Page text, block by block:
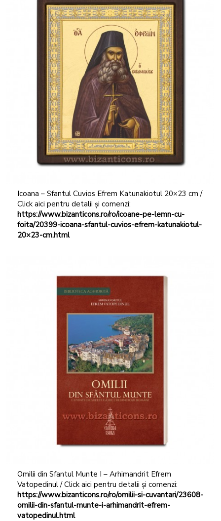
Icoana – Sfantul Cuvios Efrem Katunakiotul 20×23 cm /
Click aici pentru detalii și comenzi:
https://www.bizanticons.ro/ro/icoane-pe-lemn-cu-
foita/20399-icoana-sfantul-cuvios-efrem-katunakiotul-
20×23-cm.html
Omilii din Sfantul Munte I – Arhimandrit Efrem
Vatopedinul / Click aici pentru detalii și comenzi:
https://www.bizanticons.ro/ro/omilii-si-cuvantari/23608-
omilii-din-sfantul-munte-i-arhimandrit-efrem-
vatopedinul.html